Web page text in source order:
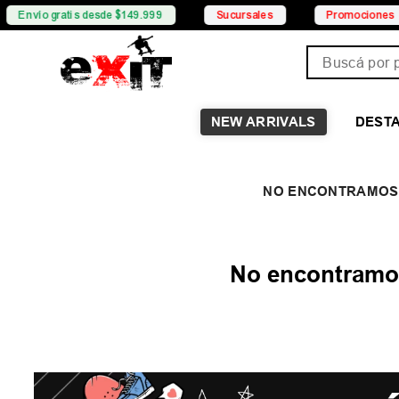
gratis desde $149.999 Sucursales Promociones
NEW ARRIVALS
No